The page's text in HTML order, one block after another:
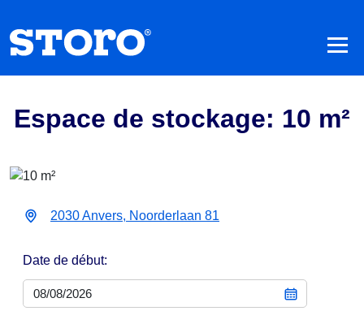
Espace de stockage: 10 m²
2030 Anvers, Noorderlaan 81
Date de début: